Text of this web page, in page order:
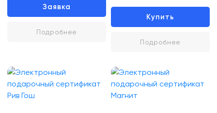
Заявка
Подробнее
Купить
Подробнее